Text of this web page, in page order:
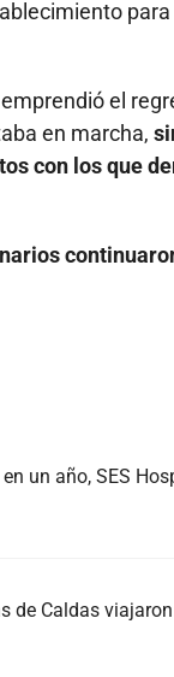
el
en marcha,
con los que
un año, SES
de Caldas